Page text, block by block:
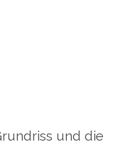
und die